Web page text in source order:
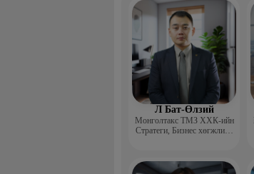
Л Бат-Өлзий
Монголтакс ТМЗ ХХК-ийн
Стратеги, Бизнес хөгжлийн